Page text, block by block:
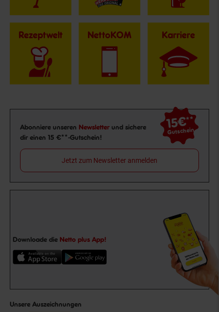
Rezeptwelt NettoKOM Karriere
Newsletter Anmeldung
Abonniere unseren Newsletter und sichere
dir einen 15 €**-Gutschein!
15€**
Gutschein
Jetzt zum Newsletter anmelden
Downloade die Netto plus App!
Unsere Auszeichnungen